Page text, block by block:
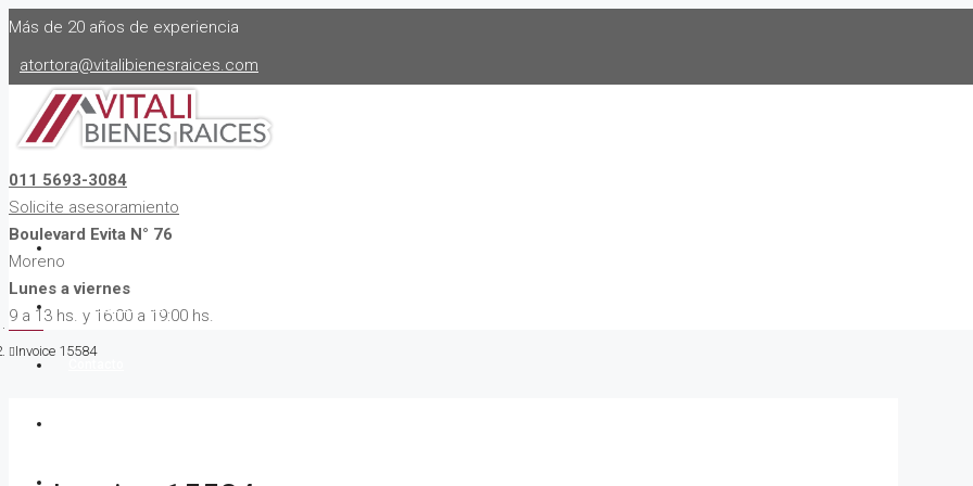
Más de 20 años de experiencia
atortora@vitalibienesraices.com
011 5693-3084
Solicite asesoramiento
Boulevard Evita N° 76
Moreno
Lunes a viernes
9 a 13 hs. y 16:00 a 19:00 hs.
Quiénes somos
Home
Invoice 15584